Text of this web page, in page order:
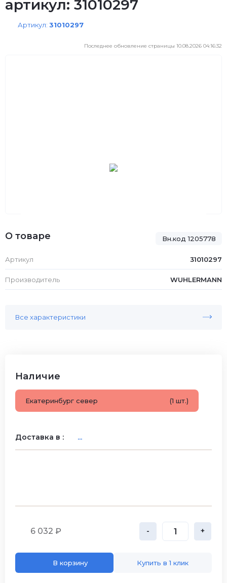
артикул: 31010297
Артикул: 31010297
Последнее обновление страницы 10.08.2026 04:16:32
Вн.код 1205778
О товаре
Артикул 31010297
Производитель WUHLERMANN
Все характеристики
Наличие
Екатеринбург север (1 шт.)
Доставка в : ...
6 032 ₽ - +
В корзину Купить в 1 клик